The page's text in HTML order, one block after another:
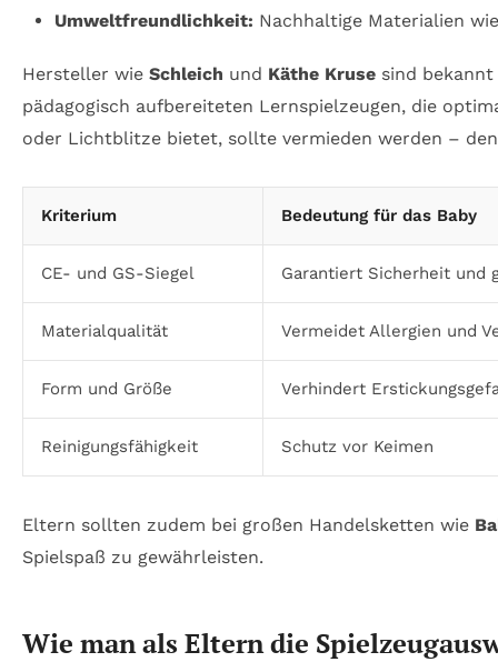
Umweltfreundlichkeit: Nachhaltige Materialien
Hersteller wie Schleich und Käthe Kruse sind
pädagogisch aufbereiteten Lernspielzeugen, die
oder Lichtblitze bietet, sollte vermieden werden –
Kriterium Bedeutung für das Baby
CE- und GS-Siegel Garantiert Sicherheit und
Materialqualität Vermeidet Allergien und
Form und Größe Verhindert
Reinigungsfähigkeit Schutz vor Keimen
Eltern sollten zudem bei großen Handelsketten wie
Spielspaß zu gewährleisten.
Wie man als Eltern die